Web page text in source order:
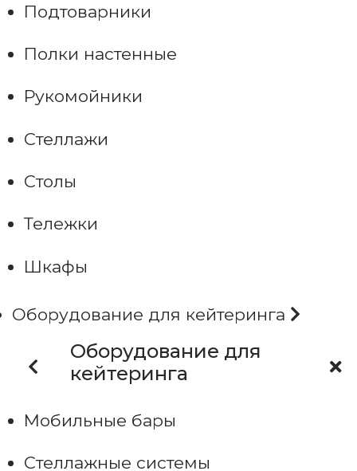
Подтоварники
Полки настенные
Рукомойники
Стеллажи
Столы
Тележки
Шкафы
Оборудование для кейтеринга
Оборудование для
кейтеринга
Мобильные бары
Стеллажные системы